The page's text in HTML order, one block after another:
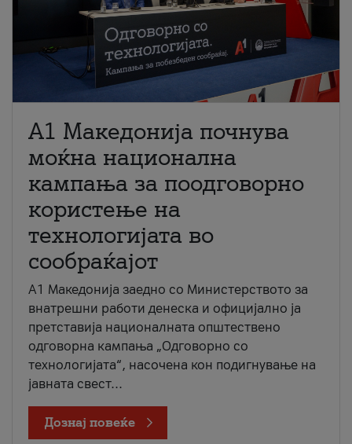
A1 Македонија почнува
моќна национална
кампања за поодговорно
користење на
технологијата во
сообраќајот
A1 Македонија заедно со Министерството за
внатрешни работи денеска и официјално ја
претставија националната општествено
одговорна кампања „Одговорно со
технологијата“, насочена кон подигнување на
јавната свест...
Дознај повеќе